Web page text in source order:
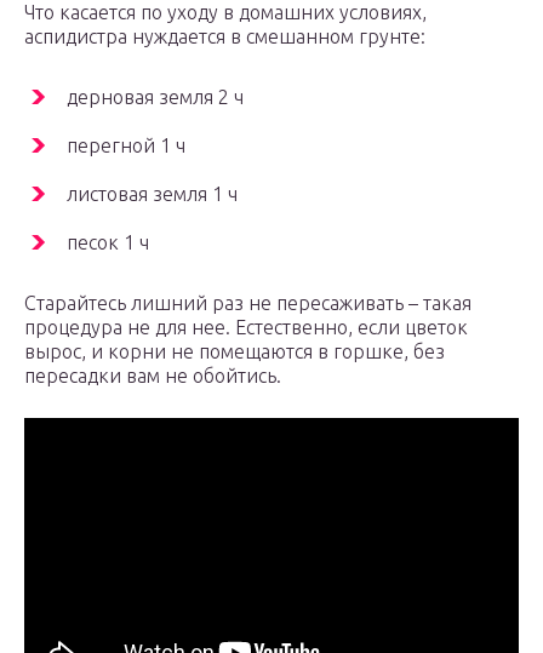
Что касается по уходу в домашних условиях,
аспидистра нуждается в смешанном грунте:
дерновая земля 2 ч
перегной 1 ч
листовая земля 1 ч
песок 1 ч
Старайтесь лишний раз не пересаживать – такая
процедура не для нее. Естественно, если цветок
вырос, и корни не помещаются в горшке, без
пересадки вам не обойтись.